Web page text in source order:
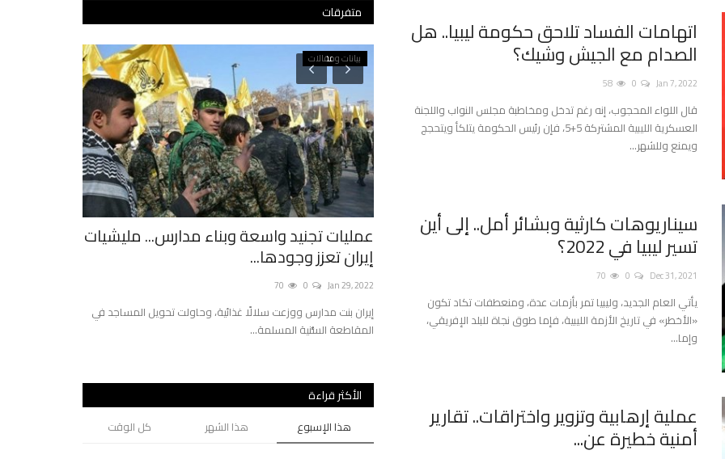
اتهامات الفساد تلاحق حكومة ليبيا.. هل
الصدام مع الجيش وشيك؟
Jan 7, 2022
0
58
قال اللواء المحجوب، إنه رغم تدخل ومخاطبة مجلس النواب واللجنة
العسكرية الليبية المشتركة 5+5، فإن رئيس الحكومة يتلكأ ويتحجج
ويمنع وللشهر...
سيناريوهات كارثية وبشائر أمل.. إلى أين
تسير ليبيا في 2022؟
Dec 31, 2021
0
70
يأتي العام الجديد، وليبيا تمر بأزمات عدة، ومنعطفات تكاد تكون
«الأخطر» في تاريخ الأزمة الليبية، فإما طوق نجاة للبلد الإفريقي،
وإما...
عملية إرهابية وتزوير واختراقات.. تقارير
أمنية خطيرة عن...
متفرقات
تقنية
كيف أصبحت الإمارات قوة فضائية كبرى؟
Oct 27, 2021
0
81
يمكن لبرنامج الفضاء الإماراتي، مع قدرته على التأثير بشكل إيجابي
في اقتصاد البلاد...
بيانات ومقالات
عمليات تجنيد واسعة وبناء مدارس... مليشيات
إيران تعزز وجودها...
Jan 29, 2022
إيران بنت مدارس ووزعت سلالًا غذائية، وحاولت تحويل المساجد في
المقاطعة السُّنية المسلمة...
الأكثر قراءة
هذا الإسبوع هذا الشهر كل الوقت